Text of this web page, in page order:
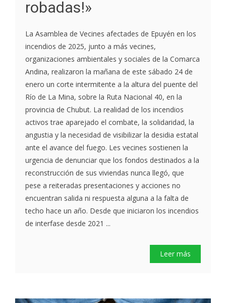
robadas!»
La Asamblea de Vecines afectades de Epuyén en los
incendios de 2025, junto a más vecines,
organizaciones ambientales y sociales de la Comarca
Andina, realizaron la mañana de este sábado 24 de
enero un corte intermitente a la altura del puente del
Río de La Mina, sobre la Ruta Nacional 40, en la
provincia de Chubut. La realidad de los incendios
activos trae aparejado el combate, la solidaridad, la
angustia y la necesidad de visibilizar la desidia estatal
ante el avance del fuego. Les vecines sostienen la
urgencia de denunciar que los fondos destinados a la
reconstrucción de sus viviendas nunca llegó, que
pese a reiteradas presentaciones y acciones no
encuentran salida ni respuesta alguna a la falta de
techo hace un año. Desde que iniciaron los incendios
de interfase desde 2021 ...
Leer más